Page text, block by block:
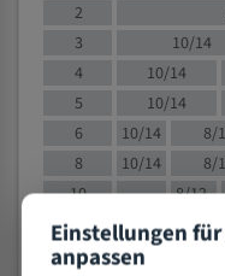
2
3
10/14
4
10/14
5
10/14
6
10/14 8/
8
10/14 8/
10
8/12
12
8/12
15
Einstellungen
anpassen